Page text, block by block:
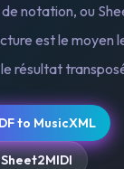
notation, ou
est le moyen
résultat
to MusicXML